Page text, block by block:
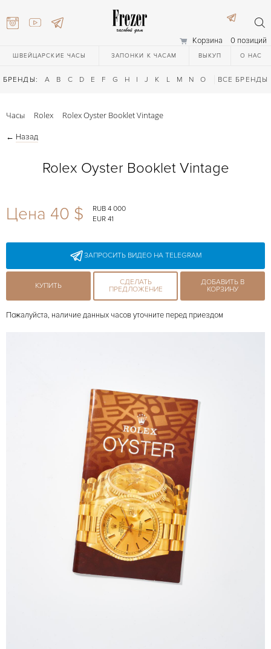
Корзина 0 позиций
ШВЕЙЦАРСКИЕ ЧАСЫ ЗАПОНКИ К ЧАСАМ ВЫКУП О НАС
БРЕНДЫ: A B C D E F G H I J K L M N O Q R S T
ВСЕ БРЕНДЫ
27-44
27-44
Часы Rolex Rolex Oyster Booklet Vintage
← Назад
Rolex Oyster Booklet Vintage
Цена 40 $
RUB 4 000
EUR 41
ЗАПРОСИТЬ ВИДЕО НА TELEGRAM
КУПИТЬ
СДЕЛАТЬ
ПРЕДЛОЖЕНИЕ
ДОБАВИТЬ В
КОРЗИНУ
Пожалуйста, наличие данных часов уточните перед приездом